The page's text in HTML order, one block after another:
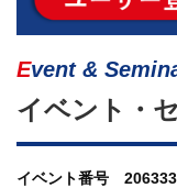
Event &
イベント・
イベント番号